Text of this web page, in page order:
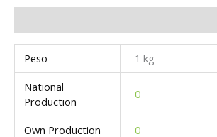
Peso
1 kg
National
Production
0
Own Production 0